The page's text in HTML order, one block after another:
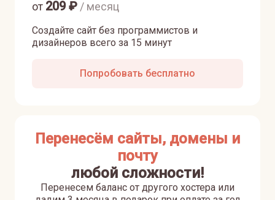
Создайте сайт без программистов и
дизайнеров всего за 15 минут
от 209₽ / месяц
Попробовать бесплатно
Перенесём сайты, домены и
почту
любой сложности!
Перенесем баланс от другого хостера или